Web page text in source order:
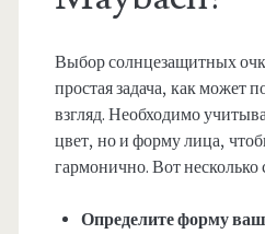
Выбор солнцезащитных
простая задача, как может
взгляд. Необходимо
цвет, но и форму лица,
гармонично. Вот несколько
Определите форму